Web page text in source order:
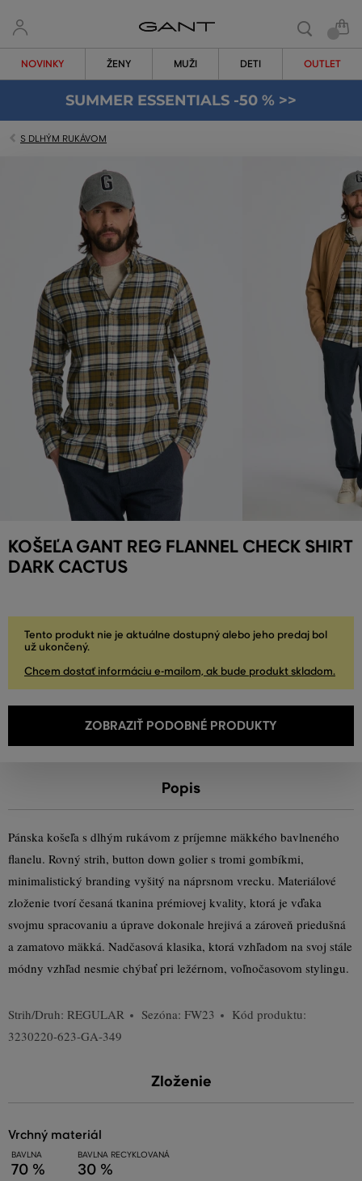
NOVINKY ŽENY MUŽI DETI OUTLET
SUMMER ESSENTIALS -50 % >>
S DLHÝM RUKÁVOM
KOŠEĽA GANT REG FLANNEL CHECK SHIRT
DARK CACTUS
Tento produkt nie je aktuálne dostupný alebo jeho predaj bol
už ukončený.
Chcem dostať informáciu e-mailom, ak bude produkt skladom.
ZOBRAZIŤ PODOBNÉ PRODUKTY
Popis
Pánska košeľa s dlhým rukávom z príjemne mäkkého bavlneného
flanelu. Rovný strih, button down golier s tromi gombíkmi,
minimalistický branding vyšitý na náprsnom vrecku. Materiálové
zloženie tvorí česaná tkanina prémiovej kvality, ktorá je vďaka
svojmu spracovaniu a úprave dokonale hrejivá a zároveň priedušná
a zamatovo mäkká. Nadčasová klasika, ktorá vzhľadom na svoj stále
módny vzhľad nesmie chýbať pri ležérnom, voľnočasovom stylingu.
Strih/Druh: REGULAR Sezóna: FW23
Kód produktu:
3230220-623-GA-349
Zloženie
vrchný materiál
BAVLNA
70 %
BAVLNA RECYKLOVANÁ
30 %